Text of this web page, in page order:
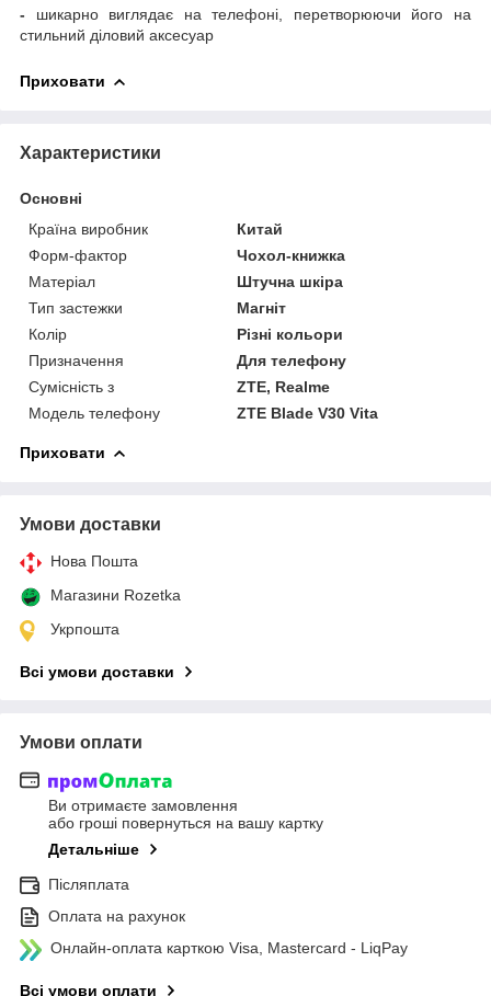
- шикарно виглядає на телефоні, перетворюючи його на
стильний діловий аксесуар
Приховати
Характеристики
Основні
Країна виробник
Китай
Форм-фактор
Чохол-книжка
Матеріал
Штучна шкіра
Тип застежки
Магніт
Колір
Різні кольори
Призначення
Для телефону
Сумісність з
ZTE, Realme
Модель телефону
ZTE Blade V30 Vita
Приховати
Умови доставки
Нова Пошта
Магазини Rozetka
Укрпошта
Всі умови доставки
Умови оплати
Ви отримаєте замовлення
або гроші повернуться на вашу картку
Детальніше
Післяплата
Оплата на рахунок
Онлайн-оплата карткою Visa, Mastercard - LiqPay
Всі умови оплати